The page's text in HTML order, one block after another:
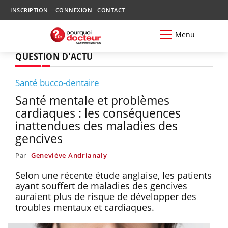
INSCRIPTION CONNEXION CONTACT
Menu
QUESTION D'ACTU
Santé bucco-dentaire
Santé mentale et problèmes
cardiaques : les conséquences
inattendues des maladies des
gencives
Par Geneviève Andrianaly
Selon une récente étude anglaise, les patients
ayant souffert de maladies des gencives
auraient plus de risque de développer des
troubles mentaux et cardiaques.